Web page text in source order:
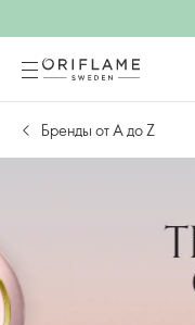
Бренды от А до Z